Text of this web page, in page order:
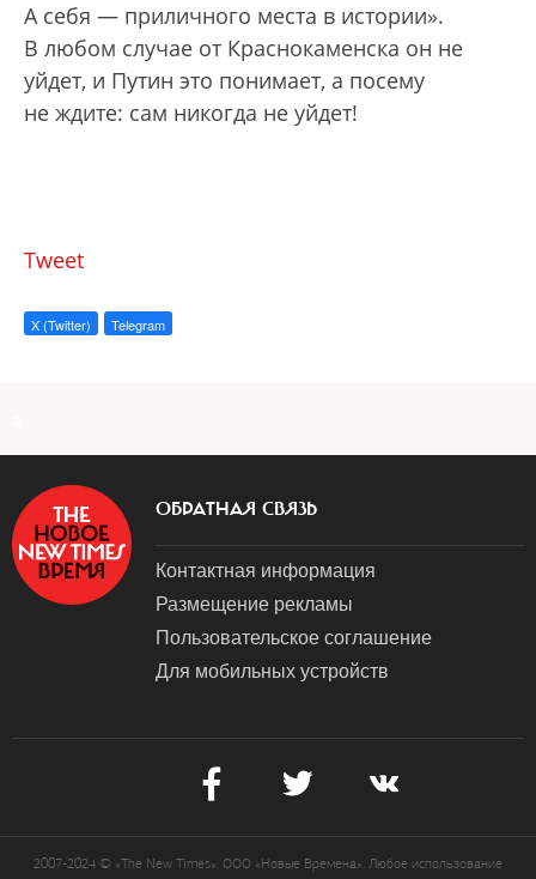
А себя — приличного места в истории».
В любом случае от Краснокаменска он не
уйдет, и Путин это понимает, а посему
не ждите: сам никогда не уйдет!
Tweet
X (Twitter) Telegram
ОБРАТНАЯ СВЯЗЬ
Контактная информация
Размещение рекламы
Пользовательское соглашение
Для мобильных устройств
2007-2024 © «The New Times». ООО «Новые Времена». Любое использование